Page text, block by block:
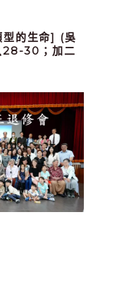
的生命] (吳
28-30；加二